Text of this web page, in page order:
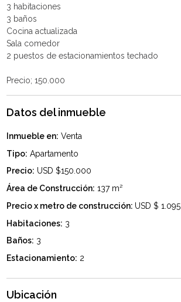
3 habitaciones
3 baños
Cocina actualizada
Sala comedor
2 puestos de estacionamientos techado
Datos del inmueble
Inmueble en: Venta
Tipo: Apartamento
Precio: USD $150.000
Área de Construcción: 137 m²
Precio x metro de construcción: USD $ 1.095
Habitaciones: 3
Baños: 3
Estacionamiento: 2
Ubicación